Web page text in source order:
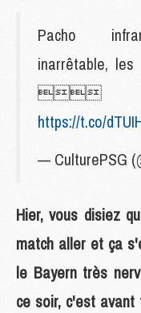
Pacho
inarrêtable,
https://t.co/
— CulturePSG
Hier, vous disiez
match aller et ça
le Bayern très
ce soir, c'est